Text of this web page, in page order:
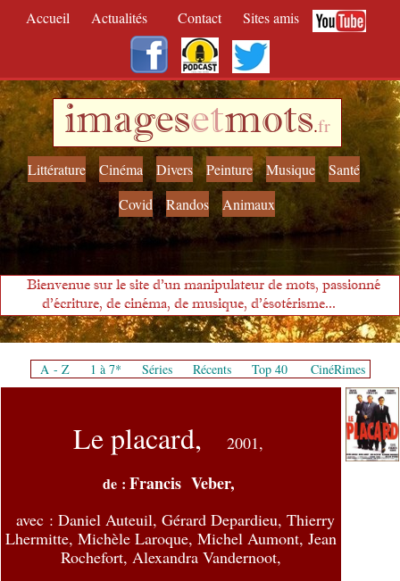
Accueil Actualités Contact Sites amis
imagesetmots.fr
Littérature Cinéma Divers Peinture Musique
Santé
Covid
Randos Animaux
Bienvenue sur le site d'un manipulateur de mots, passionné
d'écriture, de cinéma, de musique, d'ésotérisme...
A - Z 1 à 7* Séries Récents Top 40 CinéRimes
Le placard, 2001,
de : Francis Veber,
avec :Daniel Auteuil, Gérard Depardieu, Thierry
Lhermitte, Michèle Laroque, Michel Aumont, Jean
Rochefort, Alexandra Vandernoot,